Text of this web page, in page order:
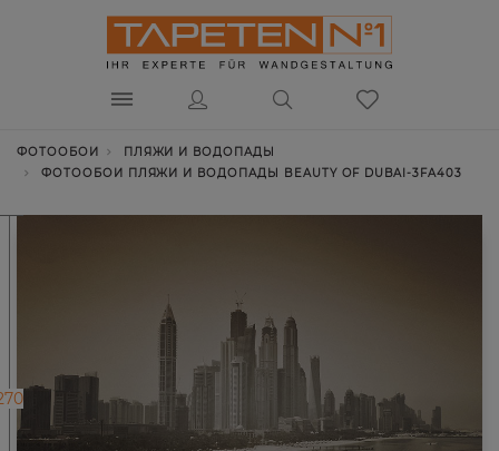
ФОТООБОИ
ПЛЯЖИ И ВОДОПАДЫ
ФОТООБОИ ПЛЯЖИ И ВОДОПАДЫ BEAUTY OF DUBAI-3FA403